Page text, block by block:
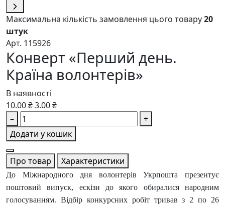
Максимальна кількість замовлення цього товару20
штук
Арт. 115926
Конверт «Перший день.
Країна волонтерів»
В наявності
10.00 ₴3.00 ₴
–
+
Додати у кошик
Про товар Характеристики
До Міжнародного дня волонтерів Укрпошта презентує
поштовий випуск, ескізи до якого обиралися народним
голосуванням. Відбір конкурсних робіт тривав з 2 по 26